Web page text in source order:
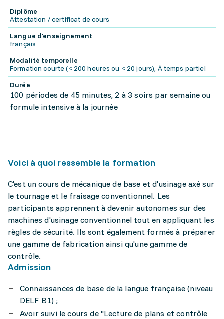
Diplôme
Attestation / certificat de cours
Langue d'enseignement
français
Modalité temporelle
Formation courte (< 200 heures ou < 20 jours), À temps partiel
Durée
100 périodes de 45 minutes, 2 à 3 soirs par semaine ou
formule intensive à la journée
Voici à quoi ressemble la formation
C'est un cours de mécanique de base et d'usinage axé sur
le tournage et le fraisage conventionnel. Les
participants apprennent à devenir autonomes sur des
machines d'usinage conventionnel tout en appliquant les
règles de sécurité. Ils sont également formés à préparer
une gamme de fabrication ainsi qu'une gamme de
contrôle.
Admission
Connaissances de base de la langue française (niveau
DELF B1) ;
Avoir suivi le cours de "Lecture de plans et contrôle